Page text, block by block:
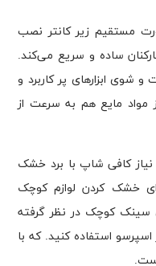
مستقیم زیر کانتر نصب
ساده و سریع می‌کند.
ابزارهای پر کاربرد و
مواد مایع هم به سرعت از
کافی شاپ با برد خشک
خشک کردن لوازم کوچک
سینک کوچک در نظر گرفته
استفاده کنید. که با